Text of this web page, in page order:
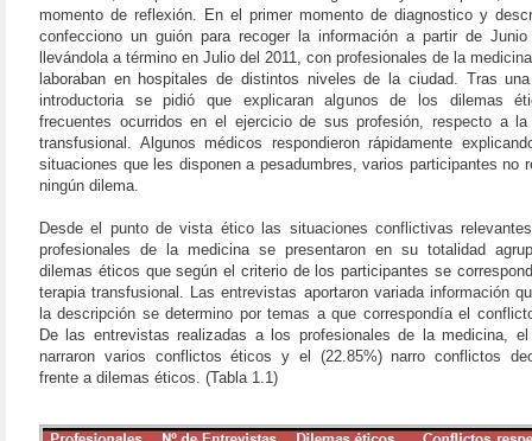
momento de reflexión. En el primer momento de diagnostico y
confecciono un guión para recoger la información a partir de
llevándola a término en Julio del 2011, con profesionales de la
laboraban en hospitales de distintos niveles de la ciudad. Tras una
introductoria se pidió que explicaran algunos de los dilemas
frecuentes ocurridos en el ejercicio de sus profesión, respecto a la
transfusional. Algunos médicos respondieron rápidamente
situaciones que les disponen a pesadumbres, varios participantes no
ningún dilema.
Desde el punto de vista ético las situaciones conflictivas
profesionales de la medicina se presentaron en su totalidad
dilemas éticos que según el criterio de los participantes se
terapia transfusional. Las entrevistas aportaron variada información
la descripción se determino por temas a que correspondía el
De las entrevistas realizadas a los profesionales de la medicina, el
narraron varios conflictos éticos y el (22.85%) narro conflictos
frente a dilemas éticos. (Tabla 1.1)